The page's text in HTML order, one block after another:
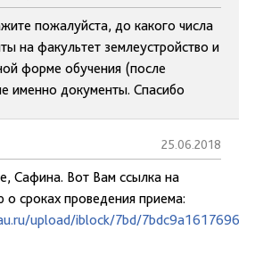
пожалуйста, до какого числа
на факультет землеустройство и
форме обучения (после
именно документы. Спасибо
25.06.2018
Сафина. Вот Вам ссылка на
сроках проведения приема:
upload/iblock/7bd/